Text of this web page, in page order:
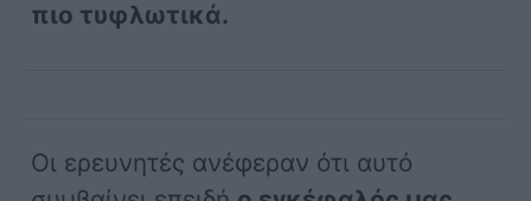
πιο τυφλωτικά.
Οι ερευνητές ανέφεραν ότι αυτό